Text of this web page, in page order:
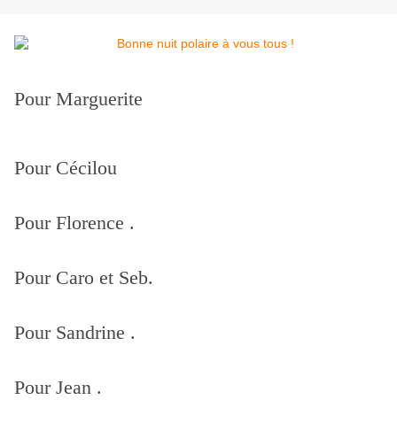
Pour Marguerite
Pour Cécilou
Pour Florence .
Pour Caro et Seb.
Pour Sandrine .
Pour Jean .